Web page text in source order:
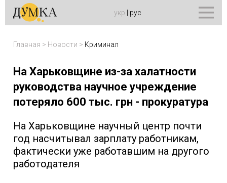
укр рус
Главная > Новости > Криминал
На Харьковщине из-за халатности
руководства научное учреждение
потеряло 600 тыс. грн - прокуратура
На Харьковщине научный центр почти
год насчитывал зарплату работникам,
фактически уже работавшим на другого
работодателя